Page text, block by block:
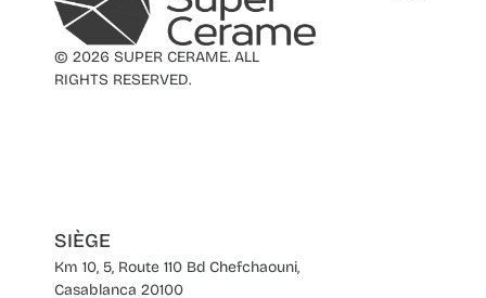
© 2026 SUPER CERAME. ALL
RIGHTS RESERVED.
SIÈGE
Km 10, 5, Route 110 Bd Chefchaouni,
Casablanca 20100